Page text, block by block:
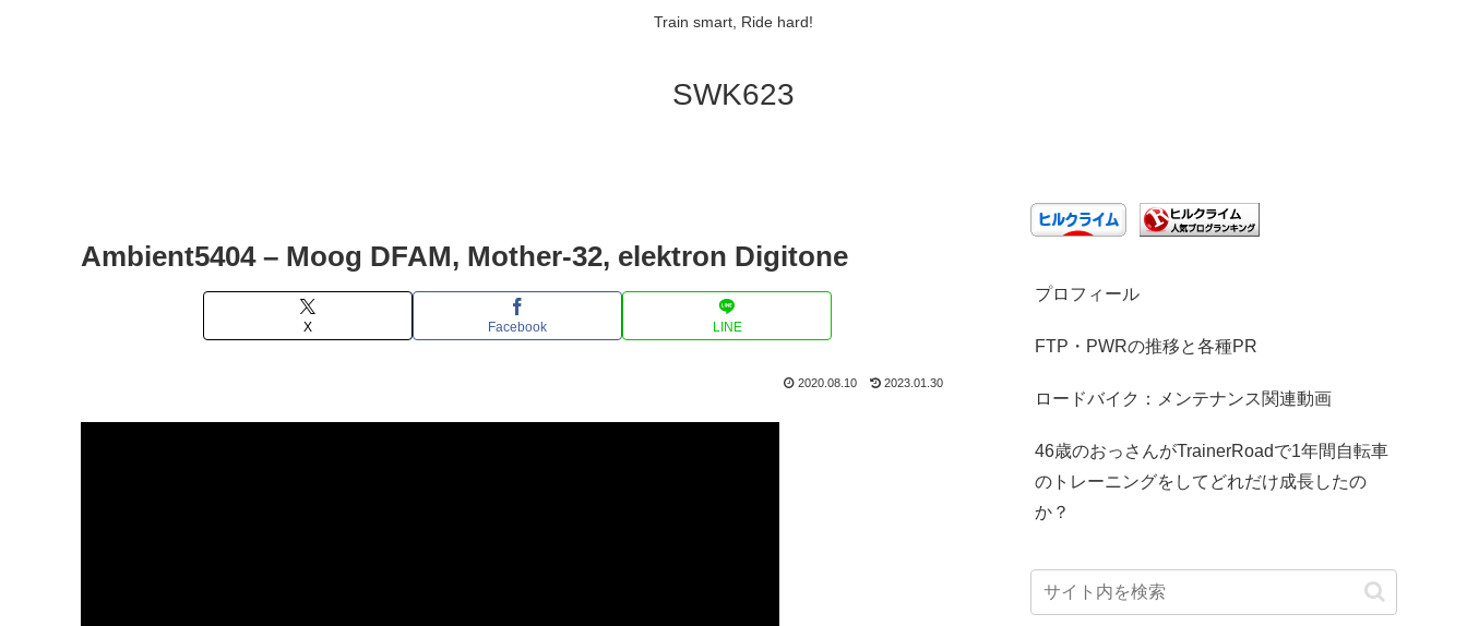
Train smart, Ride hard!
SWK623
Ambient5404 – Moog DFAM, Mother-32, elektron Digitone
X Facebook LINE
2020.08.10 2023.01.30
プロフィール
FTP・PWRの推移と各種PR
ロードバイク：メンテナンス関連動画
46歳のおっさんがTrainerRoadで1年間自転車
のトレーニングをしてどれだけ成長したの
か？